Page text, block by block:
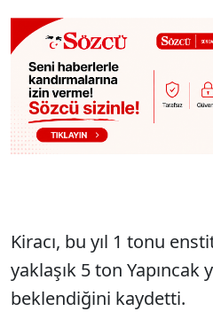
Kiracı, bu yıl 1 tonu
yaklaşık 5 ton Yapıncak
beklendiğini kaydetti.